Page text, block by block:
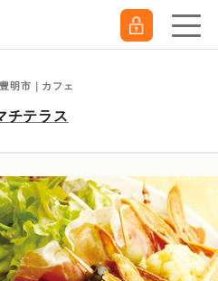
明市｜カフェ
チテラス